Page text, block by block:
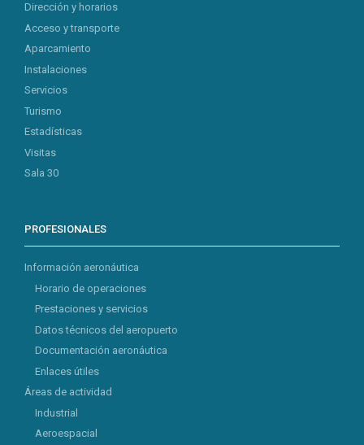
Dirección y horarios
Acceso y transporte
Aparcamiento
Instalaciones
Servicios
Turismo
Estadísticas
Visitas
Sala 30
PROFESIONALES
Información aeronáutica
Horario de operaciones
Prestaciones y servicios
Datos técnicos del aeropuerto
Documentación aeronáutica
Enlaces útiles
Áreas de actividad
Industrial
Aeroespacial